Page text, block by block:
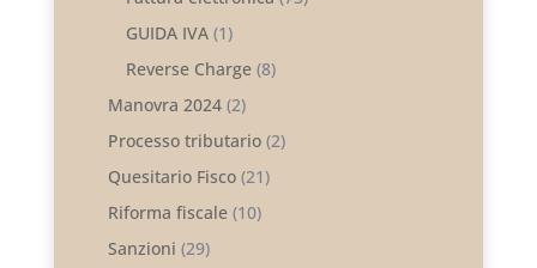
GUIDA IVA(1)
Reverse Charge(8)
Manovra 2024(2)
Processo tributario(2)
Quesitario Fisco(21)
Riforma fiscale(10)
Sanzioni (29)